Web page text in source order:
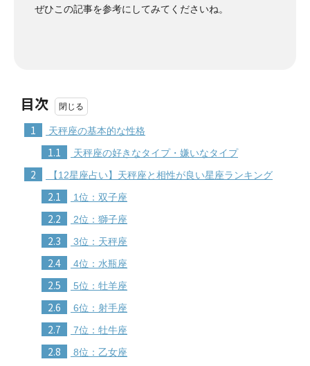
ぜひこの記事を参考にしてみてくださいね。
目次
1 天秤座の基本的な性格
1.1 天秤座の好きなタイプ・嫌いなタイプ
2 【12星座占い】天秤座と相性が良い星座ランキング
2.1 1位：双子座
2.2 2位：獅子座
2.3 3位：天秤座
2.4 4位：水瓶座
2.5 5位：牡羊座
2.6 6位：射手座
2.7 7位：牡牛座
2.8 8位：乙女座